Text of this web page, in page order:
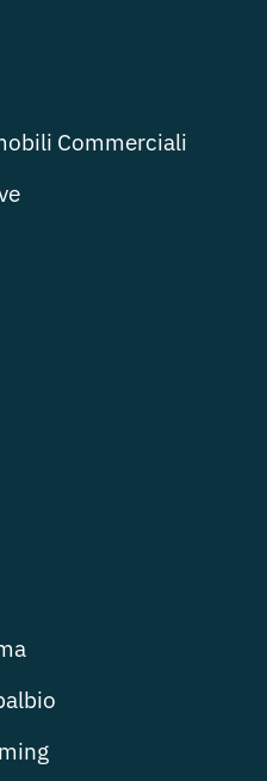
Commerciali